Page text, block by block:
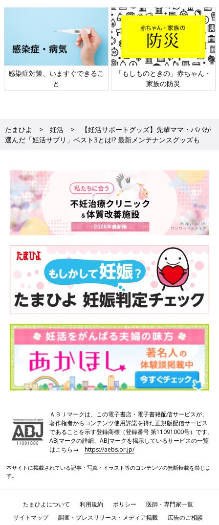
感染症対策、いますぐできるこ
と
「もしものときの」赤ちゃん・
家族の防災
たまひよ 妊活
【妊活サポートグッズ】先輩ママ・パパが
選んだ「妊活サプリ」ベスト3とは!? 最新メンテナンスグッズも
ＡＢＪマークは、この電子書店・電子書籍配信サービスが、
著作権者からコンテンツ使用許諾を得た正規版配信サービス
であることを示す登録商標（登録番号 第11091000号）です。
ABJマークの詳細、ABJマークを掲示しているサービスの一覧
はこちら→https://aebs.or.jp/
本サイトに掲載されている記事・写真・イラスト等のコンテンツの無断転載を禁じま
す。
たまひよについて 利用規約 ポリシー
医師・専門家一覧
サイトマップ
調査・プレスリリース・メディア掲載 広告のご相談